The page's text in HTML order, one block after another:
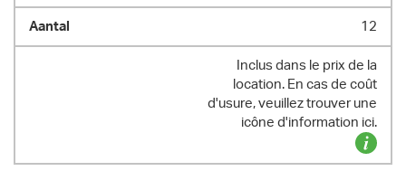
12
Inclus dans le prix de la
location. En cas de coût
d'usure, veuillez trouver une
icône d'information ici.